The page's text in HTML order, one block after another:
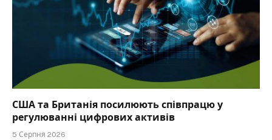
США та Британія посилюють співпрацю у
регулюванні цифрових активів
5 Серпня 2026